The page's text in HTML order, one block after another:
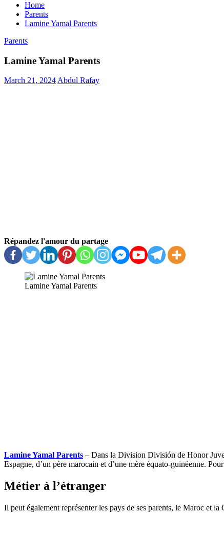
Home
Parents
Lamine Yamal Parents
Parents
Lamine Yamal Parents
March 21, 2024Abdul Rafay
Répandez l'amour du partage
Lamine Yamal Parents
Lamine Yamal Parents – Dans la Division División de Honor
Espagne, d’un père marocain et d’une mère équato-guinéenne.
Métier à l’étranger
Il peut également représenter les pays de ses parents, le Maroc et